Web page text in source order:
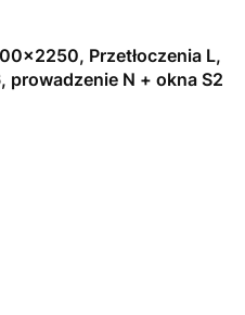
Przetłoczenia L,
prowadzenie N + okna S2